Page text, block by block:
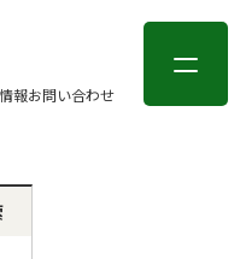
報お問い合わせ
グイン